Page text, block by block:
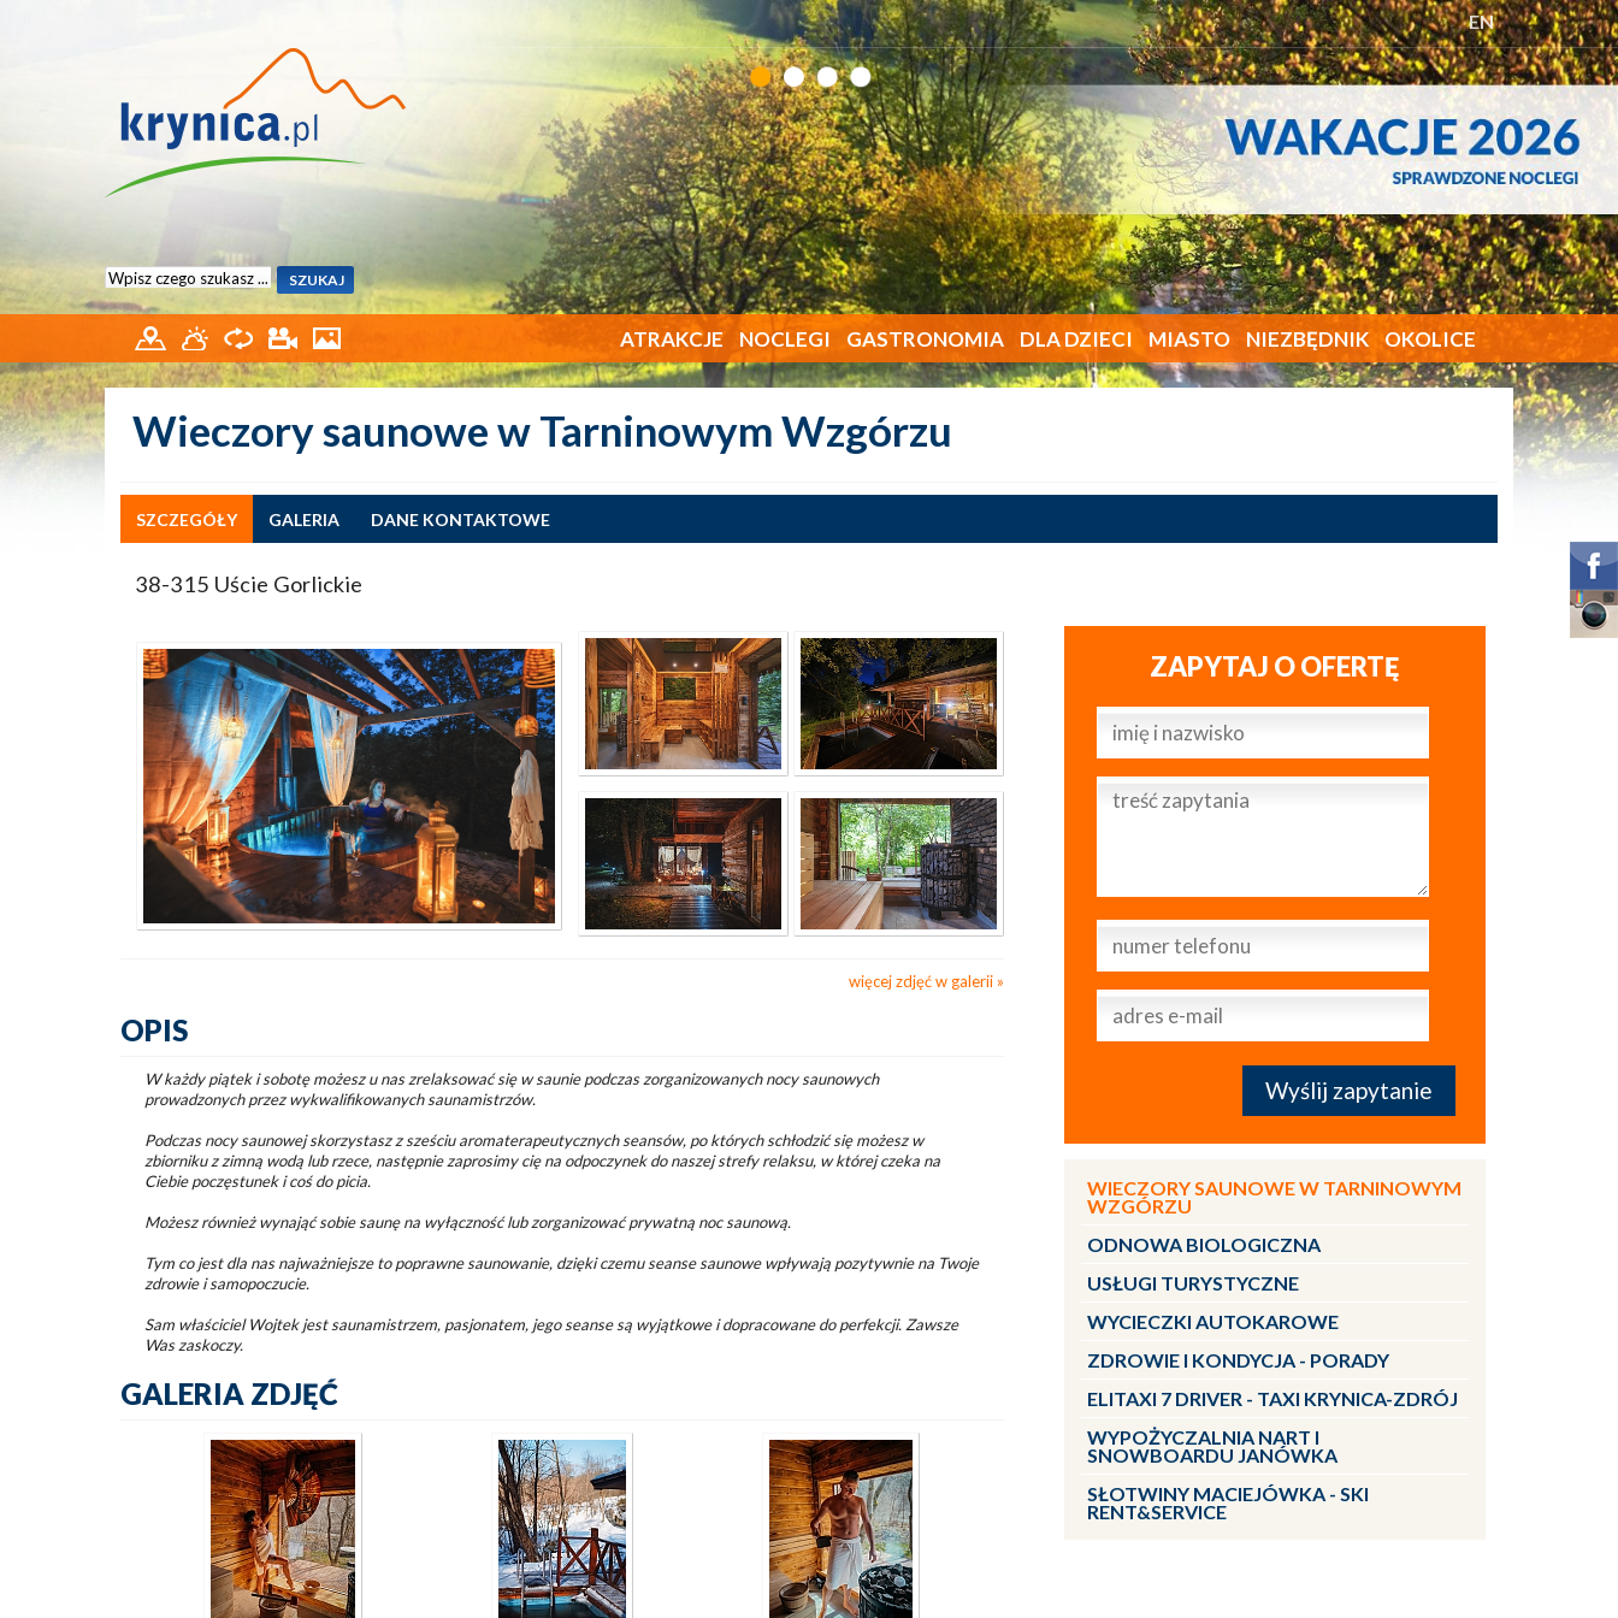
EN
ATRAKCJE NOCLEGI GASTRONOMIA DLA DZIECI MIASTO NIEZBĘDNIK OKOLICE
Wieczory saunowe w Tarninowym Wzgórzu
SZCZEGÓŁY GALERIA DANE KONTAKTOWE
38-315 Uście Gorlickie
więcej zdjęć w galerii
OPIS
W każdy piątek i sobotę możesz u nas zrelaksować się w saunie podczas zorganizowanych nocy saunowych
prowadzonych przez wykwalifikowanych saunamistrzów.
Podczas nocy saunowej skorzystasz z sześciu aromaterapeutycznych seansów, po których schłodzić się możesz w
zbiorniku z zimną wodą lub rzece, następnie zaprosimy cię na odpoczynek do naszej strefy relaksu, w której czeka na
Ciebie poczęstunek i coś do picia.
Możesz również wynająć sobie saunę na wyłączność lub zorganizować prywatną noc saunową.
Tym co jest dla nas najważniejsze to poprawne saunowanie, dzięki czemu seanse saunowe wpływają pozytywnie na Twoje
zdrowie i samopoczucie.
Sam właściciel Wojtek jest saunamistrzem, pasjonatem, jego seanse są wyjątkowe i dopracowane do perfekcji. Zawsze
Was zaskoczy.
GALERIA ZDJĘĆ
ZAPYTAJ O OFERTĘ
WIECZORY SAUNOWE W TARNINOWYM
WZGÓRZU
ODNOWA BIOLOGICZNA
USŁUGI TURYSTYCZNE
WYCIECZKI AUTOKAROWE
ZDROWIE I KONDYCJA - PORADY
ELITAXI 7 DRIVER - TAXI KRYNICA-ZDRÓJ
WYPOŻYCZALNIA NART I
SNOWBOARDU JANÓWKA
SŁOTWINY MACIEJÓWKA - SKI
RENT&SERVICE